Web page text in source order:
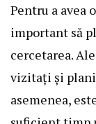
Pentru a avea
important să
cercetarea.
vizitați și
asemenea,